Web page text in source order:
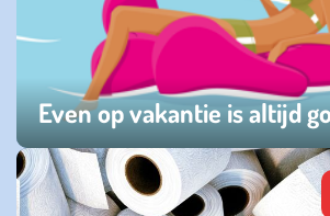
Even op vakantie is altijd
donderdag 23 juli 2026